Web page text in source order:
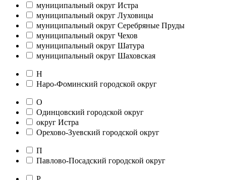
муниципальный округ Истра
муниципальный округ Луховицы
муниципальный округ Серебряные Пруды
муниципальный округ Чехов
муниципальный округ Шатура
муниципальный округ Шаховская
Н
Наро-Фоминский городской округ
О
Одинцовский городской округ
округ Истра
Орехово-Зуевский городской округ
П
Павлово-Посадский городской округ